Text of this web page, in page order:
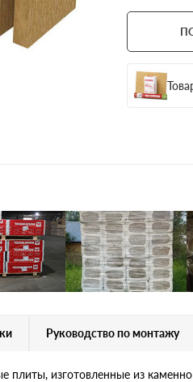
Руководство по монтажу
плиты, изготовленные из